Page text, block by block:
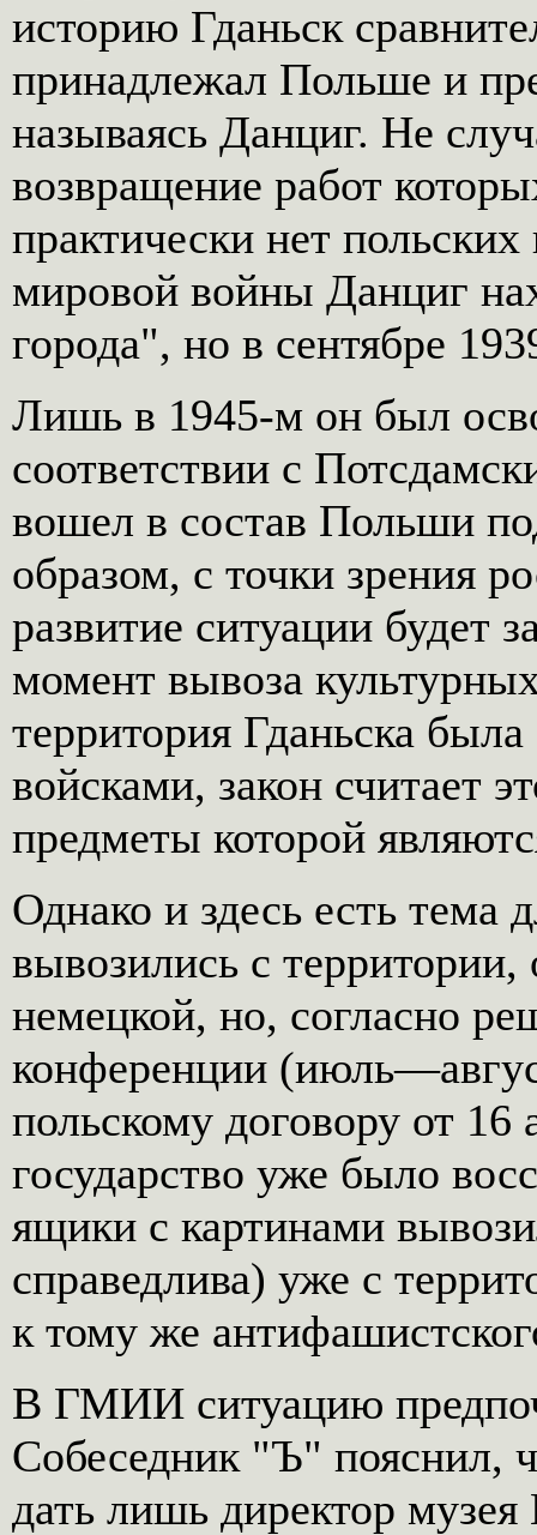
историю Гданьск
принадлежал Польше и
называясь Данциг. Не
возвращение работ
практически нет
мировой войны Данциг
города", но в сентябре
Лишь в 1945-м он был
соответствии с
вошел в состав Польши
образом, с точки зрения
развитие ситуации будет
момент вывоза
территория Гданьска
войсками, закон считает
предметы которой
Однако и здесь есть тема
вывозились с
немецкой, но, согласно
конференции
польскому договору от 16
государство уже было
ящики с картинами
справедлива) уже с
к тому же
В ГМИИ ситуацию
Собеседник "Ъ" пояснил,
дать лишь директор